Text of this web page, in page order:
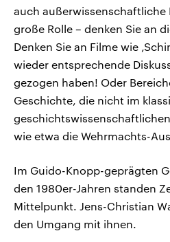
auch außerwissenschaftliche
große Rolle – denken Sie an
Denken Sie an Filme wie
wieder entsprechende
gezogen haben! Oder
Geschichte, die nicht im
wie etwa die Wehrmachts-
Im Guido-Knopp-geprägten
den 1980er-Jahren standen
Mittelpunkt. Jens-Christian
den Umgang mit ihnen.